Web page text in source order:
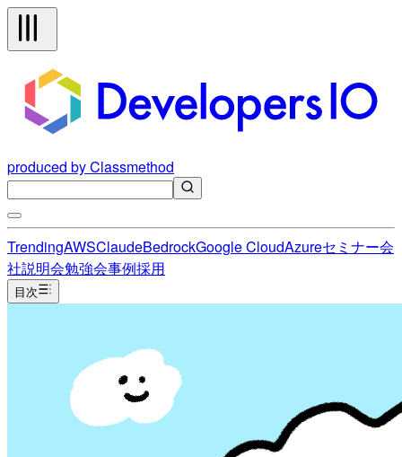
produced by Classmethod
TrendingAWSClaudeBedrockGoogle CloudAzureセミナー会
社説明会勉強会事例採用
目次